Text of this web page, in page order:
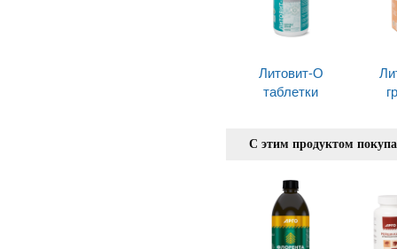
Литовит-О
таблетки
С этим продуктом